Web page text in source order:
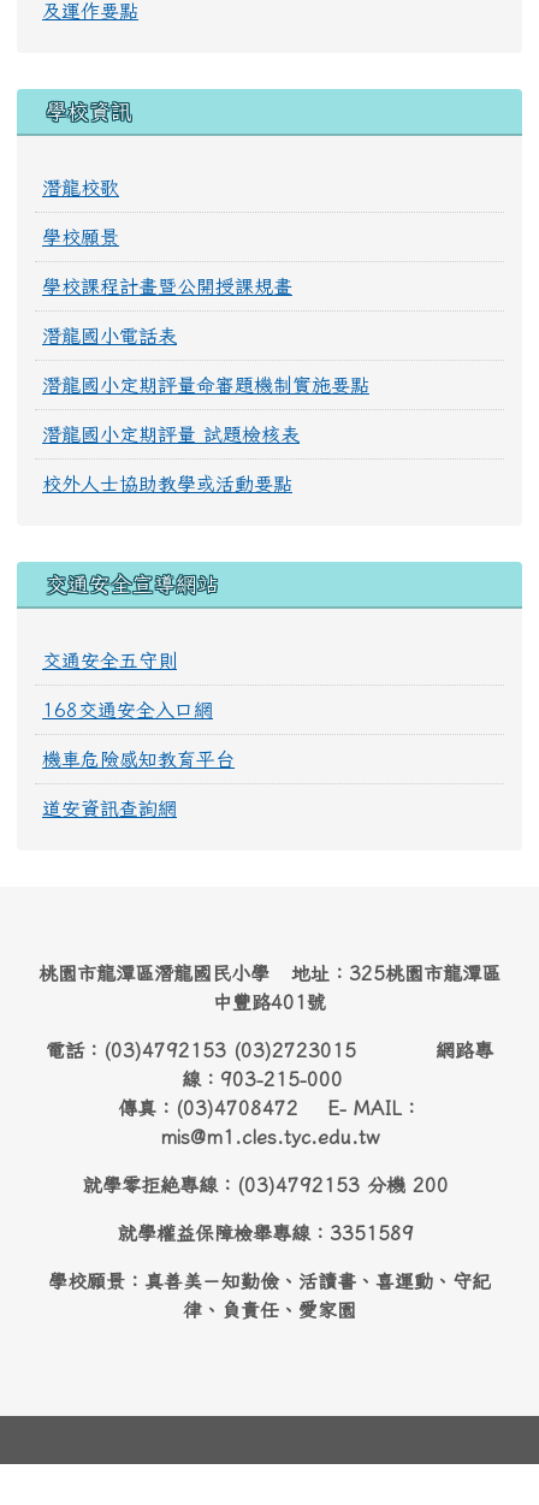
及運作要點
學校資訊
潛龍校歌
學校願景
學校課程計畫暨公開授課規畫
潛龍國小電話表
潛龍國小定期評量命審題機制實施要點
潛龍國小定期評量 試題檢核表
校外人士協助教學或活動要點
交通安全宣導網站
交通安全五守則
168交通安全入口網
機車危險感知教育平台
道安資訊查詢網
桃園市龍潭區潛龍國民小學 地址：325桃園市龍潭區
中豐路401號
電話：(03)4792153 (03)2723015 網路專
線：903-215-000
傳真：(03)4708472 E- MAIL：
mis@m1.cles.tyc.edu.tw
就學零拒絶專線：(03)4792153 分機 200
就學權益保障檢舉專線：3351589
學校願景：真善美－知勤儉、活讀書、喜運動、守紀
律、負責任、愛家園